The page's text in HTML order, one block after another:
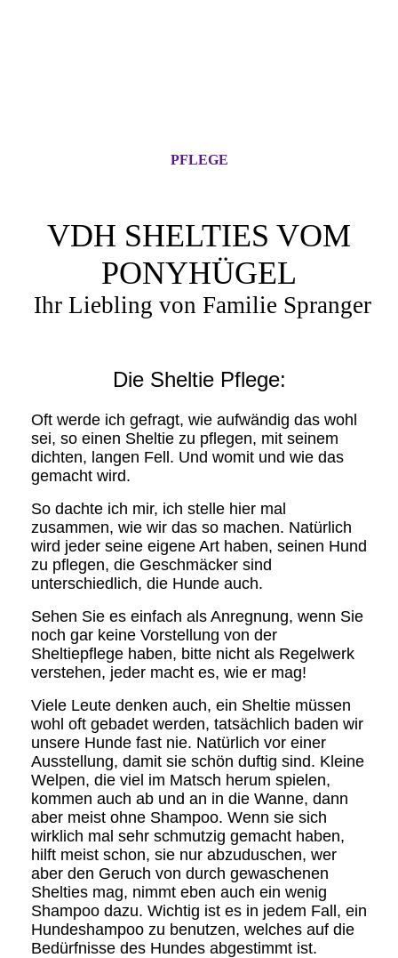
PFLEGE
VDH SHELTIES VOM
PONYHÜGEL
Ihr Liebling von Familie Spranger
Die Sheltie Pflege:
Oft werde ich gefragt, wie aufwändig das wohl
sei, so einen Sheltie zu pflegen, mit seinem
dichten, langen Fell. Und womit und wie das
gemacht wird.
So dachte ich mir, ich stelle hier mal
zusammen, wie wir das so machen. Natürlich
wird jeder seine eigene Art haben, seinen Hund
zu pflegen, die Geschmäcker sind
unterschiedlich, die Hunde auch.
Sehen Sie es einfach als Anregnung, wenn Sie
noch gar keine Vorstellung von der
Sheltiepflege haben, bitte nicht als Regelwerk
verstehen, jeder macht es, wie er mag!
Viele Leute denken auch, ein Sheltie müssen
wohl oft gebadet werden, tatsächlich baden wir
unsere Hunde fast nie. Natürlich vor einer
Ausstellung, damit sie schön duftig sind. Kleine
Welpen, die viel im Matsch herum spielen,
kommen auch ab und an in die Wanne, dann
aber meist ohne Shampoo. Wenn sie sich
wirklich mal sehr schmutzig gemacht haben,
hilft meist schon, sie nur abzuduschen, wer
aber den Geruch von durch gewaschenen
Shelties mag, nimmt eben auch ein wenig
Shampoo dazu. Wichtig ist es in jedem Fall, ein
Hundeshampoo zu benutzen, welches auf die
Bedürfnisse des Hundes abgestimmt ist.